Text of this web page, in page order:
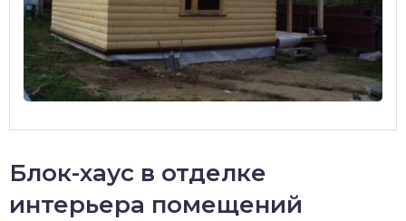
Блок-хаус в отделке
интерьера помещений